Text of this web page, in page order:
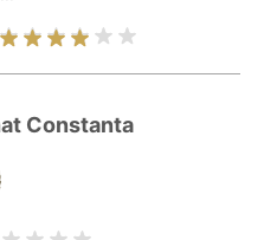
Constanta